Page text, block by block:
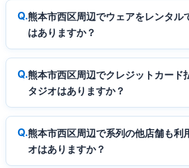
熊本市西区周辺でウェアをレンタル
はありますか？
熊本市西区周辺でクレジットカード
タジオはありますか？
熊本市西区周辺で系列の他店舗も利
オはありますか？